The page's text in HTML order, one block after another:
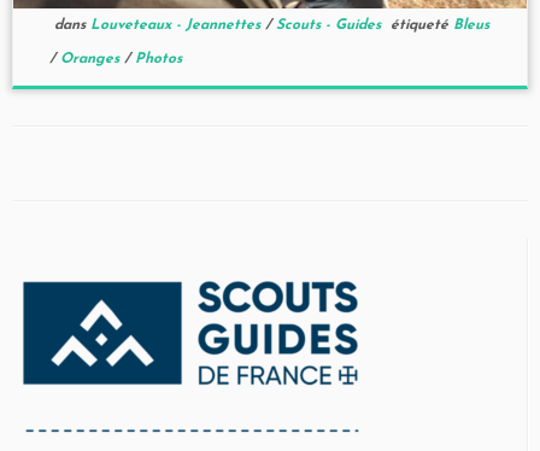
dans Louveteaux - Jeannettes / Scouts - Guides étiqueté Bleus
/ Oranges / Photos